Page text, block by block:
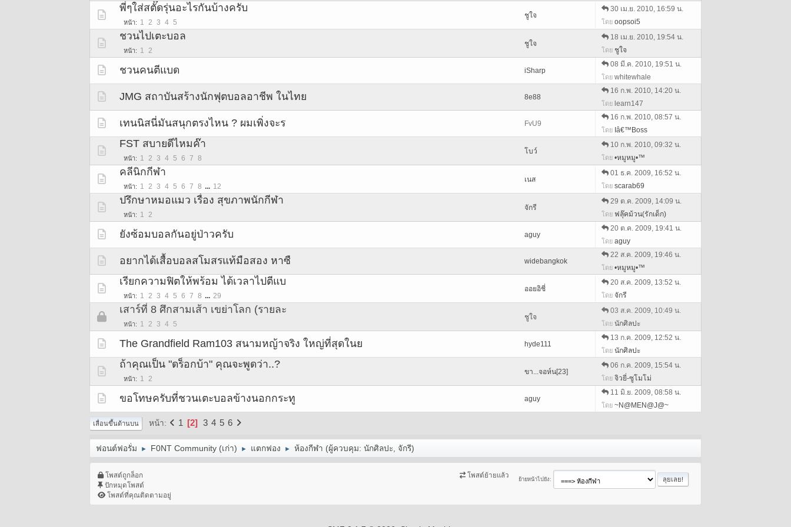
พี่ๆใส่สตั๊ดรุ่นอะไรกันบ้างครับ
หน้า 1 2 3 4 5
ชูใจ
30 เม.ย. 2010, 16:59 น.
โดย oopsoi5
ชวนไปเตะบอล
หน้า 1 2
ชูใจ
18 เม.ย. 2010, 19:54 น.
โดย ชูใจ
ชวนคนตีแบด iSharp
08 มี.ค. 2010, 19:51 น.
โดย whitewhale
JMG สถาบันสร้างนักฟุตบอลอาชีพ ในไทย 8e88
16 ก.พ. 2010, 14:20 น.
โดย learn147
เทนนิสนี่มันสนุกตรงไหน ? ผมเพิ่งจะร FvU9
16 ก.พ. 2010, 08:57 น.
โดย Iâ€™Boss
FST สบายดีไหมค๊า
หน้า 1 2 3 4 5 6 7 8
โบว์
10 ก.พ. 2010, 09:32 น.
โดย •หมูหมู•™
คลีนิกกีฬา
หน้า 1 2 3 4 5 6 7 8 ... 12
เนส
01 ธ.ค. 2009, 16:52 น.
โดย scarab69
ปรึกษาหมอแมว เรื่อง สุขภาพนักกีฬา
หน้า 1 2
จักรี
29 ต.ค. 2009, 14:09 น.
โดย ฟลุ๊คม้วน(รักเด็ก)
ยังซ้อมบอลกันอยู่ป่าวครับ aguy
20 ต.ค. 2009, 19:41 น.
โดย aguy
อยากได้เสื้อบอลสโมสรแท้มือสอง หาซื widebangkok
22 ส.ค. 2009, 19:46 น.
โดย •หมูหมู•™
เรียกความฟิตให้พร้อม ได้เวลาไปตีแบ
หน้า 1 2 3 4 5 6 7 8 ... 29
ออยอิชี่
20 ส.ค. 2009, 13:52 น.
โดย จักรี
เสาร์ที่ 8 ศึกสามเส้า เขย่าโลก (รายละ
หน้า 1 2 3 4 5
ชูใจ
03 ส.ค. 2009, 10:49 น.
โดย นักศิลปะ
The Grandfield Ram103 สนามหญ้าจริง ใหญ่ที่สุดในย hyde111
13 ก.ค. 2009, 12:52 น.
โดย นักศิลปะ
ถ้าคุณเป็น "ดร็อกบ้า" คุณจะพูดว่า..?
หน้า 1 2
ขา...จอห์น[23]
06 ก.ค. 2009, 15:54 น.
โดย จิวยี่-ซูโมโม่
ขอโทษครับที่ชวนเตะบอลข้างนอกกระทู aguy
11 มิ.ย. 2009, 08:58 น.
โดย ~N@MEN@J@~
เลื่อนขึ้นด้านบน หน้า 1 2 3 4 5 6
ฟอนต์ฟอรั่ม ► F0NT Community (เก่า) ► แตกฟอง ► ห้องกีฬา (ผู้ควบคุม: นักศิลปะ, จักรี)
ย้ายหน้าไปยัง
โพสต์ย้ายแล้ว
โพสต์ถูกล็อก
ปักหมุดโพสต์
โพสต์ที่คุณติดตามอยู่